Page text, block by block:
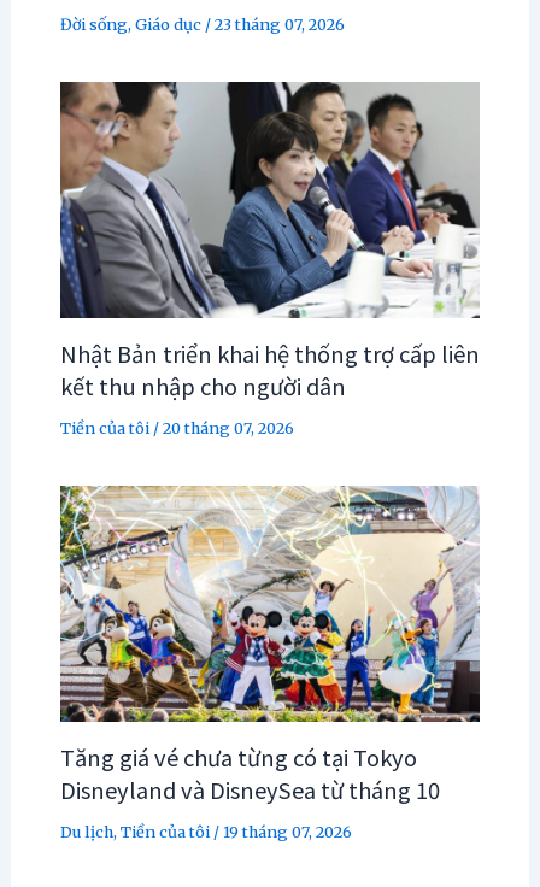
Đời sống,Giáo dục/23 tháng 07, 2026
Nhật Bản triển khai hệ thống trợ cấp liên
kết thu nhập cho người dân
Tiền của tôi/20 tháng 07, 2026
Tăng giá vé chưa từng có tại Tokyo
Disneyland và DisneySea từ tháng 10
Du lịch,Tiền của tôi/19 tháng 07, 2026